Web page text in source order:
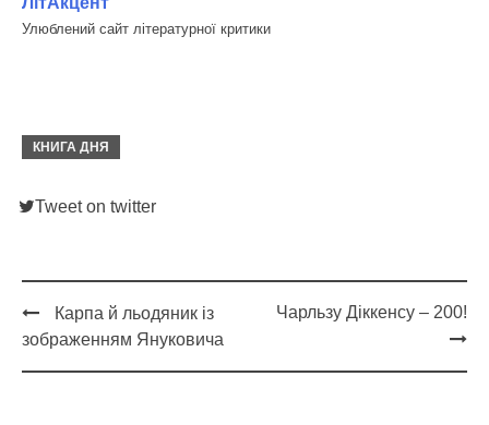
Улюблений сайт літературної критики
КНИГА ДНЯ
Tweet on twitter
Post
navigation
Карпа й льодяник із
зображенням Януковича
Чарльзу Діккенсу – 200!